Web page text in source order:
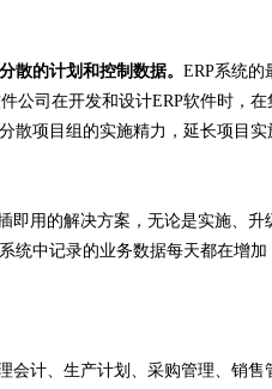
散的计划和控制数据。 ERP系统
公司在开发和设计ERP软件时
散项目组的实施精力，延长项目实
即用的解决方案，无论是实施、
统中记录的业务数据每天都在增
计、生产计划、采购管理、销售